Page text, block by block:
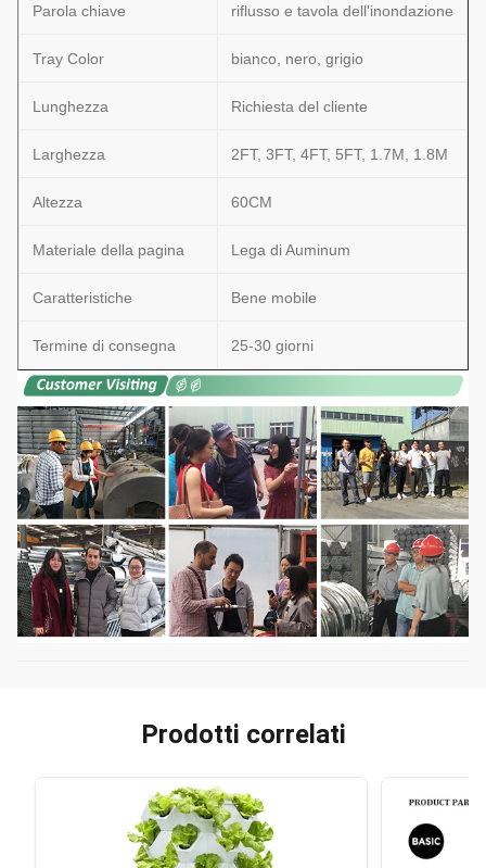
Parola chiave riflusso e tavola dell'inondazione
Tray Color bianco, nero, grigio
Lunghezza Richiesta del cliente
Larghezza 2FT, 3FT, 4FT, 5FT, 1.7M, 1.8M
Altezza 60CM
Materiale della pagina Lega di Auminum
Caratteristiche Bene mobile
Termine di consegna 25-30 giorni
Prodotti correlati